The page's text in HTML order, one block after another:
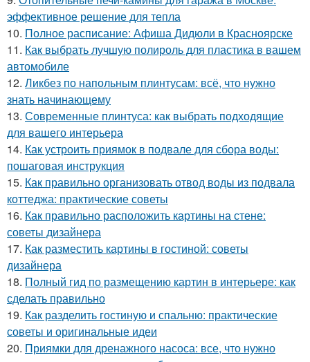
эффективное решение для тепла
10. Полное расписание: Афиша Дидюли в Красноярске
11. Как выбрать лучшую полироль для пластика в вашем
автомобиле
12. Ликбез по напольным плинтусам: всё, что нужно
знать начинающему
13. Современные плинтуса: как выбрать подходящие
для вашего интерьера
14. Как устроить приямок в подвале для сбора воды:
пошаговая инструкция
15. Как правильно организовать отвод воды из подвала
коттеджа: практические советы
16. Как правильно расположить картины на стене:
советы дизайнера
17. Как разместить картины в гостиной: советы
дизайнера
18. Полный гид по размещению картин в интерьере: как
сделать правильно
19. Как разделить гостиную и спальню: практические
советы и оригинальные идеи
20. Приямки для дренажного насоса: все, что нужно